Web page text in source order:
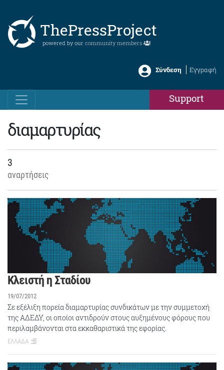
ThePressProject
powered by our community members
Σύνδεση Εγγραφή
Support
διαμαρτυρίας
3
αναρτήσεις
Κλειστή η Σταδίου
19/07/2012
Σε εξέλιξη πορεία διαμαρτυρίας συνδικάτων με την συμμετοχή
της ΑΔΕΔΥ, οι οποίοι αντιδρούν στους αυξημένους φόρους που
περιλαμβάνονται στα εκκαθαριστικά της εφορίας.
ΕΛΛΑΔΑ